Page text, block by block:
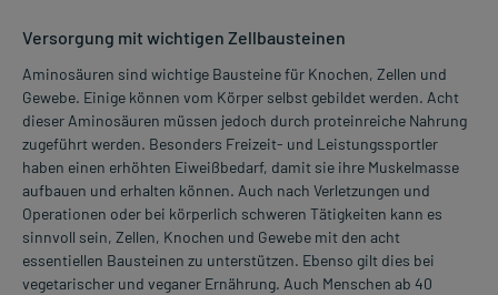
Versorgung mit wichtigen Zellbausteinen
Aminosäuren sind wichtige Bausteine für Knochen, Zellen und
Gewebe. Einige können vom Körper selbst gebildet werden. Acht
dieser Aminosäuren müssen jedoch durch proteinreiche Nahrung
zugeführt werden. Besonders Freizeit- und Leistungssportler
haben einen erhöhten Eiweißbedarf, damit sie ihre Muskelmasse
aufbauen und erhalten können. Auch nach Verletzungen und
Operationen oder bei körperlich schweren Tätigkeiten kann es
sinnvoll sein, Zellen, Knochen und Gewebe mit den acht
essentiellen Bausteinen zu unterstützen. Ebenso gilt dies bei
vegetarischer und veganer Ernährung. Auch Menschen ab 40